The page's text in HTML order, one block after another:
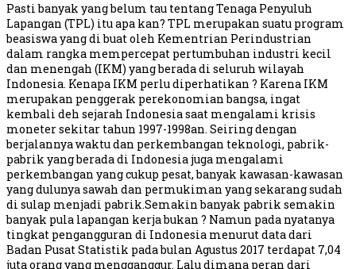
Pasti banyak yang belum tau tentang Tenaga Penyuluh
Lapangan (TPL) itu apa kan? TPL merupakan suatu program
beasiswa yang di buat oleh Kementrian Perindustrian
dalam rangka mempercepat pertumbuhan industri kecil
dan menengah (IKM) yang berada di seluruh wilayah
Indonesia. Kenapa IKM perlu diperhatikan ? Karena IKM
merupakan penggerak perekonomian bangsa, ingat
kembali deh sejarah Indonesia saat mengalami krisis
moneter sekitar tahun 1997-1998an. Seiring dengan
berjalannya waktu dan perkembangan teknologi, pabrik-
pabrik yang berada di Indonesia juga mengalami
perkembangan yang cukup pesat, banyak kawasan-kawasan
yang dulunya sawah dan permukiman yang sekarang sudah
di sulap menjadi pabrik.Semakin banyak pabrik semakin
banyak pula lapangan kerja bukan ? Namun pada nyatanya
tingkat pengangguran di Indonesia menurut data dari
Badan Pusat Statistik pada bulan Agustus 2017 terdapat 7,04
juta orang yang mengganggur. Lalu dimana peran dari